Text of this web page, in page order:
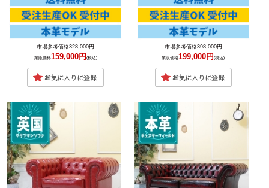
市場参考価格328,000円
業販価格159,000円 (税込)
市場参考価格398,000円
業販価格199,000円(税込)